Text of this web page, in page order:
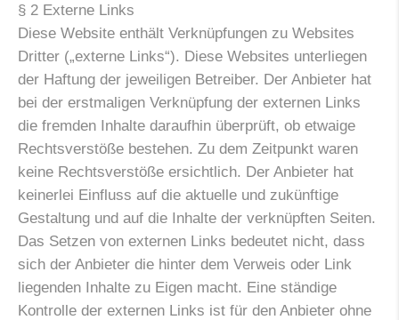
§ 2 Externe Links
Diese Website enthält Verknüpfungen zu Websites
Dritter („externe Links“). Diese Websites unterliegen
der Haftung der jeweiligen Betreiber. Der Anbieter hat
bei der erstmaligen Verknüpfung der externen Links
die fremden Inhalte daraufhin überprüft, ob etwaige
Rechtsverstöße bestehen. Zu dem Zeitpunkt waren
keine Rechtsverstöße ersichtlich. Der Anbieter hat
keinerlei Einfluss auf die aktuelle und zukünftige
Gestaltung und auf die Inhalte der verknüpften Seiten.
Das Setzen von externen Links bedeutet nicht, dass
sich der Anbieter die hinter dem Verweis oder Link
liegenden Inhalte zu Eigen macht. Eine ständige
Kontrolle der externen Links ist für den Anbieter ohne